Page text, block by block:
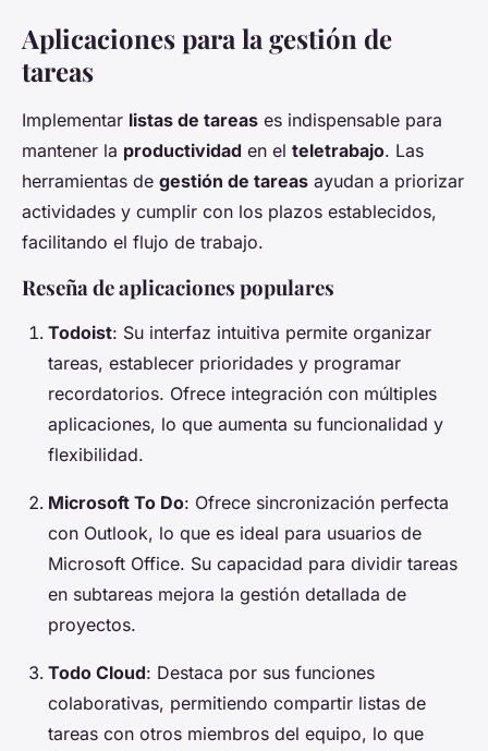
Aplicaciones para la gestión de
tareas
Implementar listas de tareas es indispensable para
mantener la productividad en el teletrabajo. Las
herramientas de gestión de tareas ayudan a priorizar
actividades y cumplir con los plazos establecidos,
facilitando el flujo de trabajo.
Reseña de aplicaciones populares
Todoist: Su interfaz intuitiva permite organizar
tareas, establecer prioridades y programar
recordatorios. Ofrece integración con múltiples
aplicaciones, lo que aumenta su funcionalidad y
flexibilidad.
Microsoft To Do: Ofrece sincronización perfecta
con Outlook, lo que es ideal para usuarios de
Microsoft Office. Su capacidad para dividir tareas
en subtareas mejora la gestión detallada de
proyectos.
Todo Cloud: Destaca por sus funciones
colaborativas, permitiendo compartir listas de
tareas con otros miembros del equipo, lo que